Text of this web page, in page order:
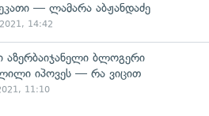
— ლამარა აბჟანდაძე
14:42
აზერბაიჯანელი ბლოგერი
იპოვეს — რა ვიცით
11:10